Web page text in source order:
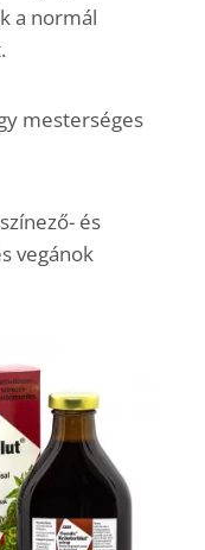
a normál
mesterséges
és
vegánok